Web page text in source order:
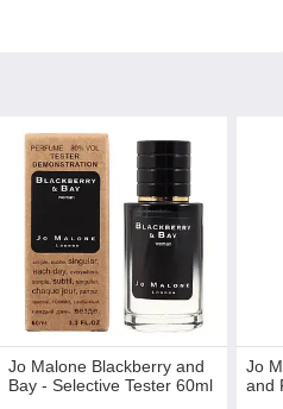
Jo Malone Blackberry and
Bay - Selective Tester 60ml
Jo
and